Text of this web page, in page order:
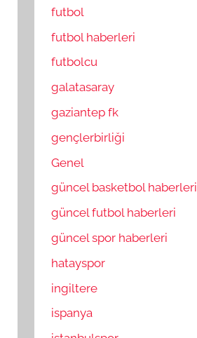
futbol
futbol haberleri
futbolcu
galatasaray
gaziantep fk
gençlerbirliği
Genel
güncel basketbol haberleri
güncel futbol haberleri
güncel spor haberleri
hatayspor
ingiltere
ispanya